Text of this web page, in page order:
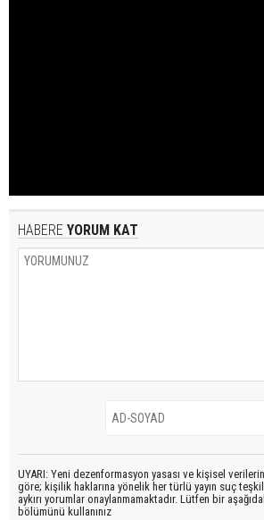
HABERE YORUM KAT
UYARI: Yeni dezenformasyon yasası ve kişisel
göre; kişilik haklarına yönelik her türlü yayın suç
aykırı yorumlar onaylanmamaktadır. Lütfen bir
bölümünü kullanınız